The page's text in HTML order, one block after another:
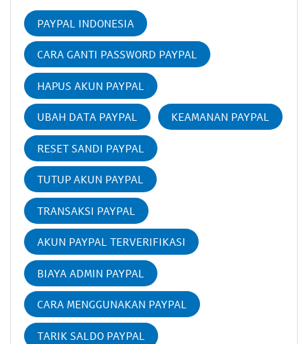
PAYPAL INDONESIA
CARA GANTI PASSWORD PAYPAL
HAPUS AKUN PAYPAL
UBAH DATA PAYPAL KEAMANAN PAYPAL
RESET SANDI PAYPAL
TUTUP AKUN PAYPAL
TRANSAKSI PAYPAL
AKUN PAYPAL TERVERIFIKASI
BIAYA ADMIN PAYPAL
CARA MENGGUNAKAN PAYPAL
TARIK SALDO PAYPAL